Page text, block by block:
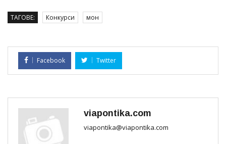
ТАГОВЕ: Конкурси мон
Facebook Twitter
viapontika.com
viapontika@viapontika.com